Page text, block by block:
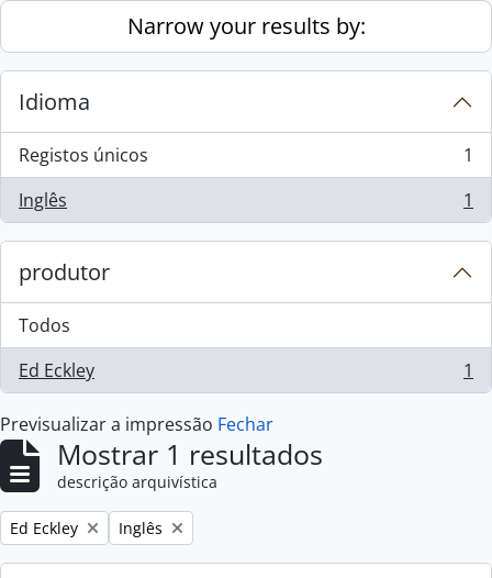
Skip to main contentNarrow your results by:
Idioma
Registos únicos
, 1 resultados
1
Inglês
, 1 resultados 1
produtor
Todos
Ed Eckley
, 1 resultados 1
Previsualizar a impressão Fechar
Mostrar 1 resultados
descrição arquivística
Remove filter:
Ed Eckley Remove filter:
Inglês